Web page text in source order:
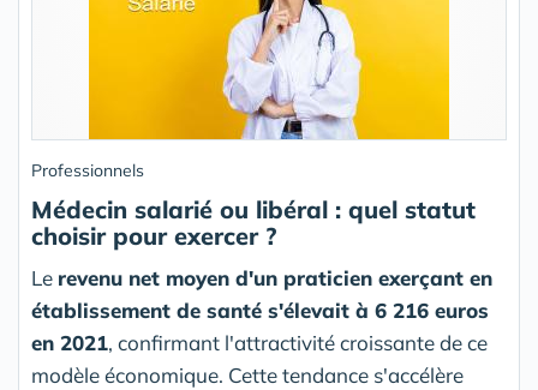
Professionnels
Médecin salarié ou libéral : quel statut
choisir pour exercer ?
Le revenu net moyen d'un praticien exerçant en
établissement de santé s'élevait à 6 216 euros
en 2021, confirmant l'attractivité croissante de ce
modèle économique. Cette tendance s'accélère